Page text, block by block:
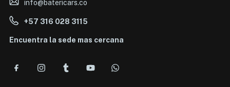
info@batericars.co
+57 316 028 3115
Encuentra la sede mas cercana